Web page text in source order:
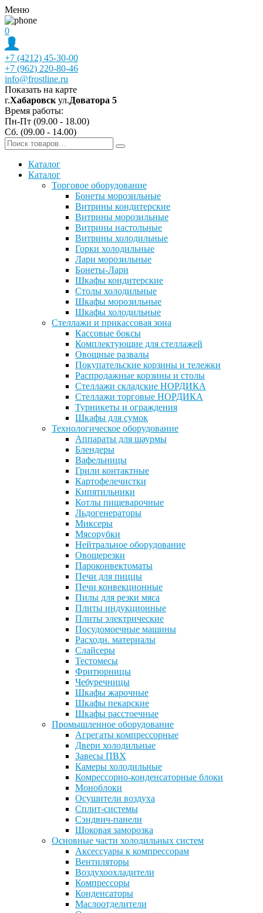
Меню
0
+7 (4212) 45-30-00
+7 (962) 220-80-46
info@frostline.ru
Показать на карте
г.Хабаровск ул.Доватора 5
Время работы:
Пн-Пт (09.00 - 18.00)
Сб. (09.00 - 14.00)
Каталог
Каталог
Торговое оборудование
Бонеты морозильные
Витрины кондитерские
Витрины морозильные
Витрины настольные
Витрины холодильные
Горки холодильные
Лари морозильные
Бонеты-Лари
Шкафы кондитерские
Столы холодильные
Шкафы морозильные
Шкафы холодильные
Стеллажи и прикассовая зона
Кассовые боксы
Комплектующие для стеллажей
Овощные развалы
Покупательские корзины и тележки
Распродажные корзины и столы
Стеллажи складские НОРДИКА
Стеллажи торговые НОРДИКА
Турникеты и ограждения
Шкафы для сумок
Технологическое оборудование
Аппараты для шаурмы
Блендеры
Вафельницы
Грили контактные
Картофелечистки
Кипятильники
Котлы пищеварочные
Льдогенераторы
Миксеры
Мясорубки
Нейтральное оборудование
Овощерезки
Пароконвектоматы
Печи для пиццы
Печи конвекционные
Пилы для резки мяса
Плиты индукционные
Плиты электрические
Посудомоечные машины
Расходн. материалы
Слайсеры
Тестомесы
Фритюрницы
Чебуречницы
Шкафы жарочные
Шкафы пекарские
Шкафы расстоечные
Промышленное оборудование
Агрегаты компрессорные
Двери холодильные
Завесы ПВХ
Камеры холодильные
Комрессорно-конденсаторные блоки
Моноблоки
Осушители воздуха
Сплит-системы
Сэндвич-панели
Шоковая заморозка
Основные части холодильных систем
Аксессуары к компрессорам
Вентиляторы
Воздухоохладители
Компрессоры
Конденсаторы
Маслоотделители